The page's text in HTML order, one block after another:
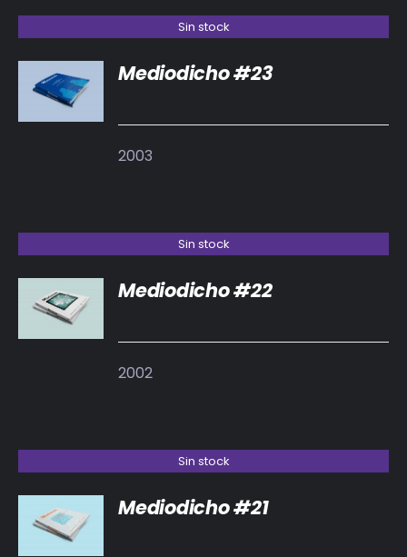
Sin stock
DETALLES
Mediodicho #23
2003
Sin stock
DETALLES
Mediodicho #22
2002
Sin stock
DETALLES
Mediodicho #21